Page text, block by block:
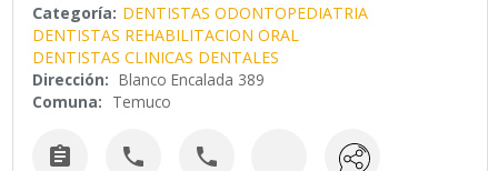
Categoría: DENTISTAS ODONTOPEDIATRIA
DENTISTAS REHABILITACION ORAL
DENTISTAS CLINICAS DENTALES
Dirección: Blanco Encalada 389
Comuna: Temuco
  